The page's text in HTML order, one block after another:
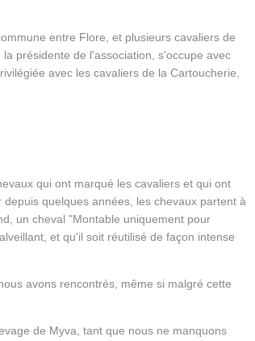
entre Flore, et plusieurs cavaliers de
présidente de l'association, s'occupe avec
avec les cavaliers de la Cartoucherie,
qui ont marqué les cavaliers et qui ont
quelques années, les chevaux partent à
un cheval "Montable uniquement pour
et qu'il soit réutilisé de façon intense
avons rencontrés, même si malgré cette
de Myva, tant que nous ne manquons